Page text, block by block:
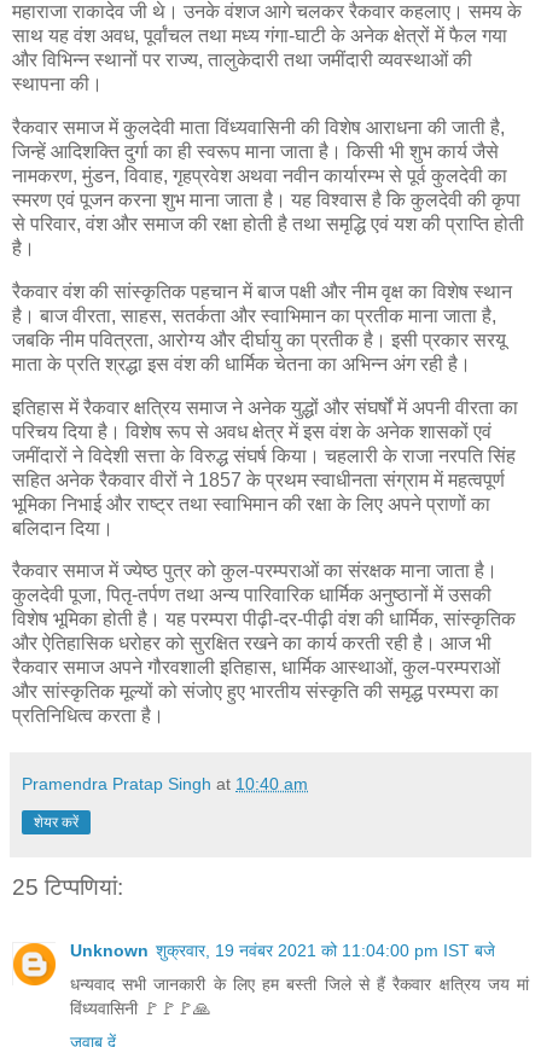
महाराजा राकादेव जी थे। उनके वंशज आगे चलकर रैकवार कहलाए। समय के
साथ यह वंश अवध, पूर्वांचल तथा मध्य गंगा-घाटी के अनेक क्षेत्रों में फैल गया
और विभिन्न स्थानों पर राज्य, तालुकेदारी तथा जमींदारी व्यवस्थाओं की
स्थापना की।
रैकवार समाज में कुलदेवी माता विंध्यवासिनी की विशेष आराधना की जाती है,
जिन्हें आदिशक्ति दुर्गा का ही स्वरूप माना जाता है। किसी भी शुभ कार्य जैसे
नामकरण, मुंडन, विवाह, गृहप्रवेश अथवा नवीन कार्यारम्भ से पूर्व कुलदेवी का
स्मरण एवं पूजन करना शुभ माना जाता है। यह विश्वास है कि कुलदेवी की कृपा
से परिवार, वंश और समाज की रक्षा होती है तथा समृद्धि एवं यश की प्राप्ति होती
है।
रैकवार वंश की सांस्कृतिक पहचान में बाज पक्षी और नीम वृक्ष का विशेष स्थान
है। बाज वीरता, साहस, सतर्कता और स्वाभिमान का प्रतीक माना जाता है,
जबकि नीम पवित्रता, आरोग्य और दीर्घायु का प्रतीक है। इसी प्रकार सरयू
माता के प्रति श्रद्धा इस वंश की धार्मिक चेतना का अभिन्न अंग रही है।
इतिहास में रैकवार क्षत्रिय समाज ने अनेक युद्धों और संघर्षों में अपनी वीरता का
परिचय दिया है। विशेष रूप से अवध क्षेत्र में इस वंश के अनेक शासकों एवं
जमींदारों ने विदेशी सत्ता के विरुद्ध संघर्ष किया। चहलारी के राजा नरपति सिंह
सहित अनेक रैकवार वीरों ने 1857 के प्रथम स्वाधीनता संग्राम में महत्वपूर्ण
भूमिका निभाई और राष्ट्र तथा स्वाभिमान की रक्षा के लिए अपने प्राणों का
बलिदान दिया।
रैकवार समाज में ज्येष्ठ पुत्र को कुल-परम्पराओं का संरक्षक माना जाता है।
कुलदेवी पूजा, पितृ-तर्पण तथा अन्य पारिवारिक धार्मिक अनुष्ठानों में उसकी
विशेष भूमिका होती है। यह परम्परा पीढ़ी-दर-पीढ़ी वंश की धार्मिक, सांस्कृतिक
और ऐतिहासिक धरोहर को सुरक्षित रखने का कार्य करती रही है। आज भी
रैकवार समाज अपने गौरवशाली इतिहास, धार्मिक आस्थाओं, कुल-परम्पराओं
और सांस्कृतिक मूल्यों को संजोए हुए भारतीय संस्कृति की समृद्ध परम्परा का
प्रतिनिधित्व करता है।
Pramendra Pratap Singh at 10:40 am
शेयर करें
25 टिप्‍पणियां:
Unknown शुक्रवार, 19 नवंबर 2021 को 11:04:00 pm IST बजे
धन्यवाद सभी जानकारी के लिए हम बस्ती जिले से हैं रैकवार क्षत्रिय जय मां
विंध्यवासिनी 🚩🚩🚩🙏
जवाब दें